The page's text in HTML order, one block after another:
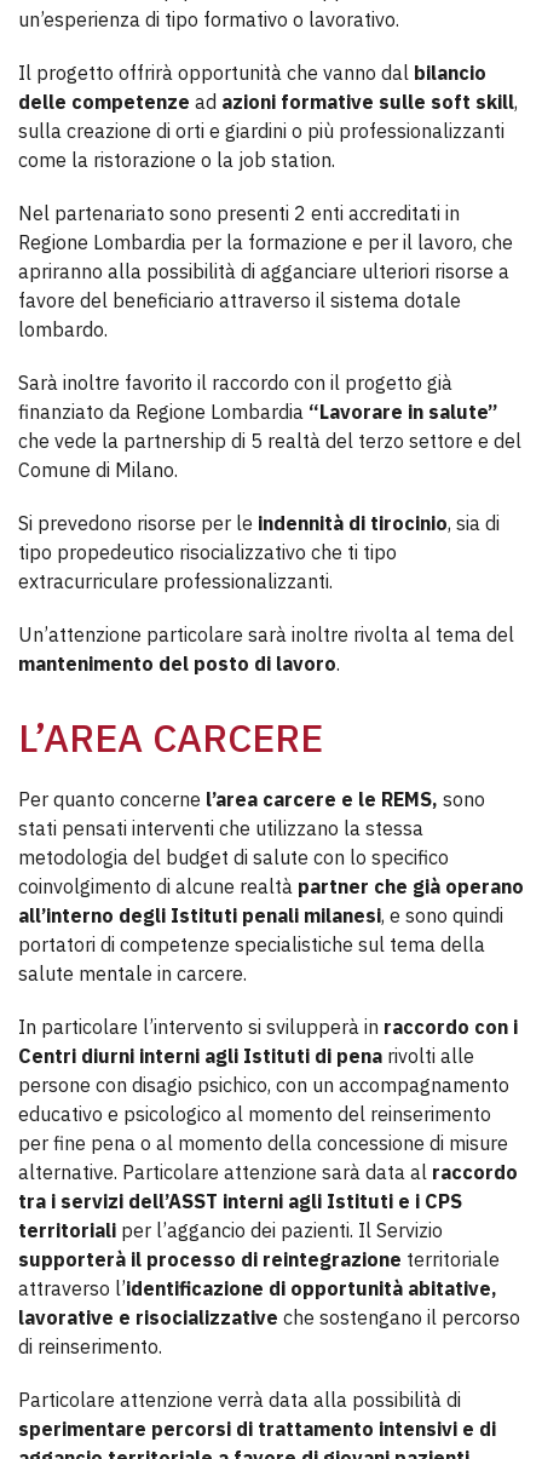
un’esperienza di tipo formativo o lavorativo.
Il progetto offrirà opportunità che vanno dal bilancio
delle competenze ad azioni formative sulle soft skill,
sulla creazione di orti e giardini o più professionalizzanti
come la ristorazione o la job station.
Nel partenariato sono presenti 2 enti accreditati in
Regione Lombardia per la formazione e per il lavoro, che
apriranno alla possibilità di agganciare ulteriori risorse a
favore del beneficiario attraverso il sistema dotale
lombardo.
Sarà inoltre favorito il raccordo con il progetto già
finanziato da Regione Lombardia “Lavorare in salute”
che vede la partnership di 5 realtà del terzo settore e del
Comune di Milano.
Si prevedono risorse per le indennità di tirocinio, sia di
tipo propedeutico risocializzativo che ti tipo
extracurriculare professionalizzanti.
Un’attenzione particolare sarà inoltre rivolta al tema del
mantenimento del posto di lavoro.
L’AREA CARCERE
Per quanto concerne l’area carcere e le REMS, sono
stati pensati interventi che utilizzano la stessa
metodologia del budget di salute con lo specifico
coinvolgimento di alcune realtà partner che già operano
all’interno degli Istituti penali milanesi, e sono quindi
portatori di competenze specialistiche sul tema della
salute mentale in carcere.
In particolare l’intervento si svilupperà in raccordo con i
Centri diurni interni agli Istituti di pena rivolti alle
persone con disagio psichico, con un accompagnamento
educativo e psicologico al momento del reinserimento
per fine pena o al momento della concessione di misure
alternative. Particolare attenzione sarà data al raccordo
tra i servizi dell’ASST interni agli Istituti e i CPS
territoriali per l’aggancio dei pazienti. Il Servizio
supporterà il processo di reintegrazione territoriale
attraverso l’identificazione di opportunità abitative,
lavorative e risocializzative che sostengano il percorso
di reinserimento.
Particolare attenzione verrà data alla possibilità di
sperimentare percorsi di trattamento intensivi e di